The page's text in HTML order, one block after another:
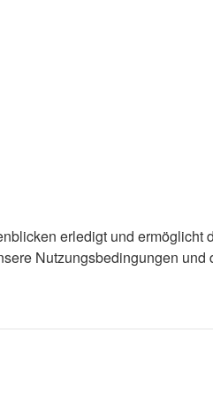
erledigt und ermöglicht
Nutzungsbedingungen